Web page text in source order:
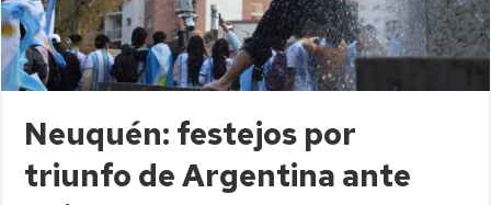
Neuquén: festejos por
triunfo de Argentina ante